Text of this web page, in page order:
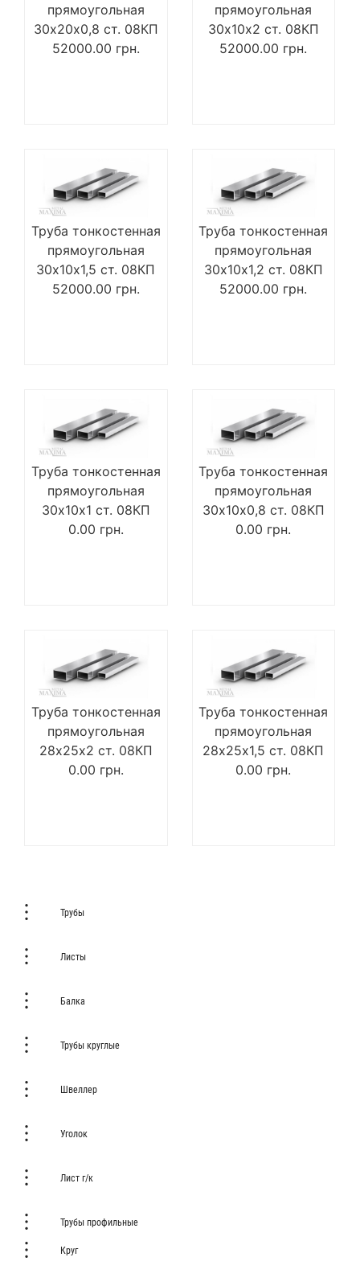
прямоугольная
30х20х0,8 ст. 08КП
52000.00 грн.
прямоугольная
30х10х2 ст. 08КП
52000.00 грн.
Труба тонкостенная
прямоугольная
30х10х1,5 ст. 08КП
52000.00 грн.
Труба тонкостенная
прямоугольная
30х10х1,2 ст. 08КП
52000.00 грн.
Труба тонкостенная
прямоугольная
30х10х1 ст. 08КП
0.00 грн.
Труба тонкостенная
прямоугольная
30х10х0,8 ст. 08КП
0.00 грн.
Труба тонкостенная
прямоугольная
28х25х2 ст. 08КП
0.00 грн.
Труба тонкостенная
прямоугольная
28х25х1,5 ст. 08КП
0.00 грн.
Трубы
Листы
Балка
Трубы круглые
Швеллер
Уголок
Лист г/к
Трубы профильные
Круг